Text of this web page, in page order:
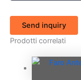
Send inquiry
Prodotti correlati